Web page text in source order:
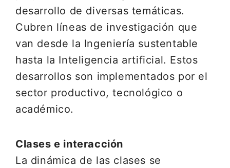
desarrollo de diversas temáticas.
Cubren líneas de investigación que
van desde la Ingeniería sustentable
hasta la Inteligencia artificial. Estos
desarrollos son implementados por el
sector productivo, tecnológico o
académico.
Clases e interacción
La dinámica de las clases se